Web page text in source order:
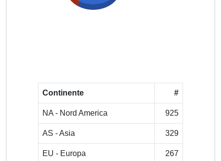
Continente #
NA - Nord America 925
AS - Asia 329
EU - Europa 267